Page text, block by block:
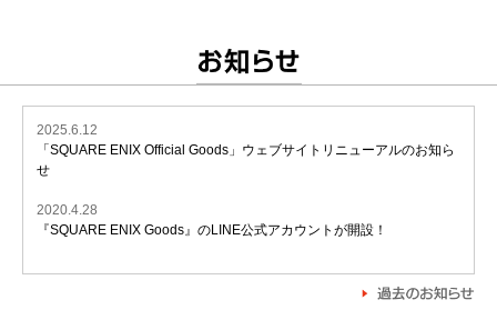
2025.6.12
「SQUARE ENIX Official Goods」ウェブサイトリニューアルのお知ら
せ
2020.4.28
『SQUARE ENIX Goods』のLINE公式アカウントが開設！